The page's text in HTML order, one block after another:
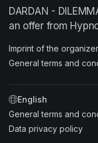
DARDAN -
an offer from
Imprint of the organizer
General terms and
SWITCH LANGUAGE
General terms and
Data privacy policy